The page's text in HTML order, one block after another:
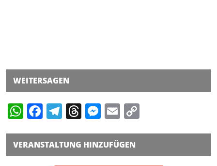
WEITERSAGEN
WhatsApp
Facebook
Telegram
Threads
Messenger
Email
VERANSTALTUNG HINZUFÜGEN